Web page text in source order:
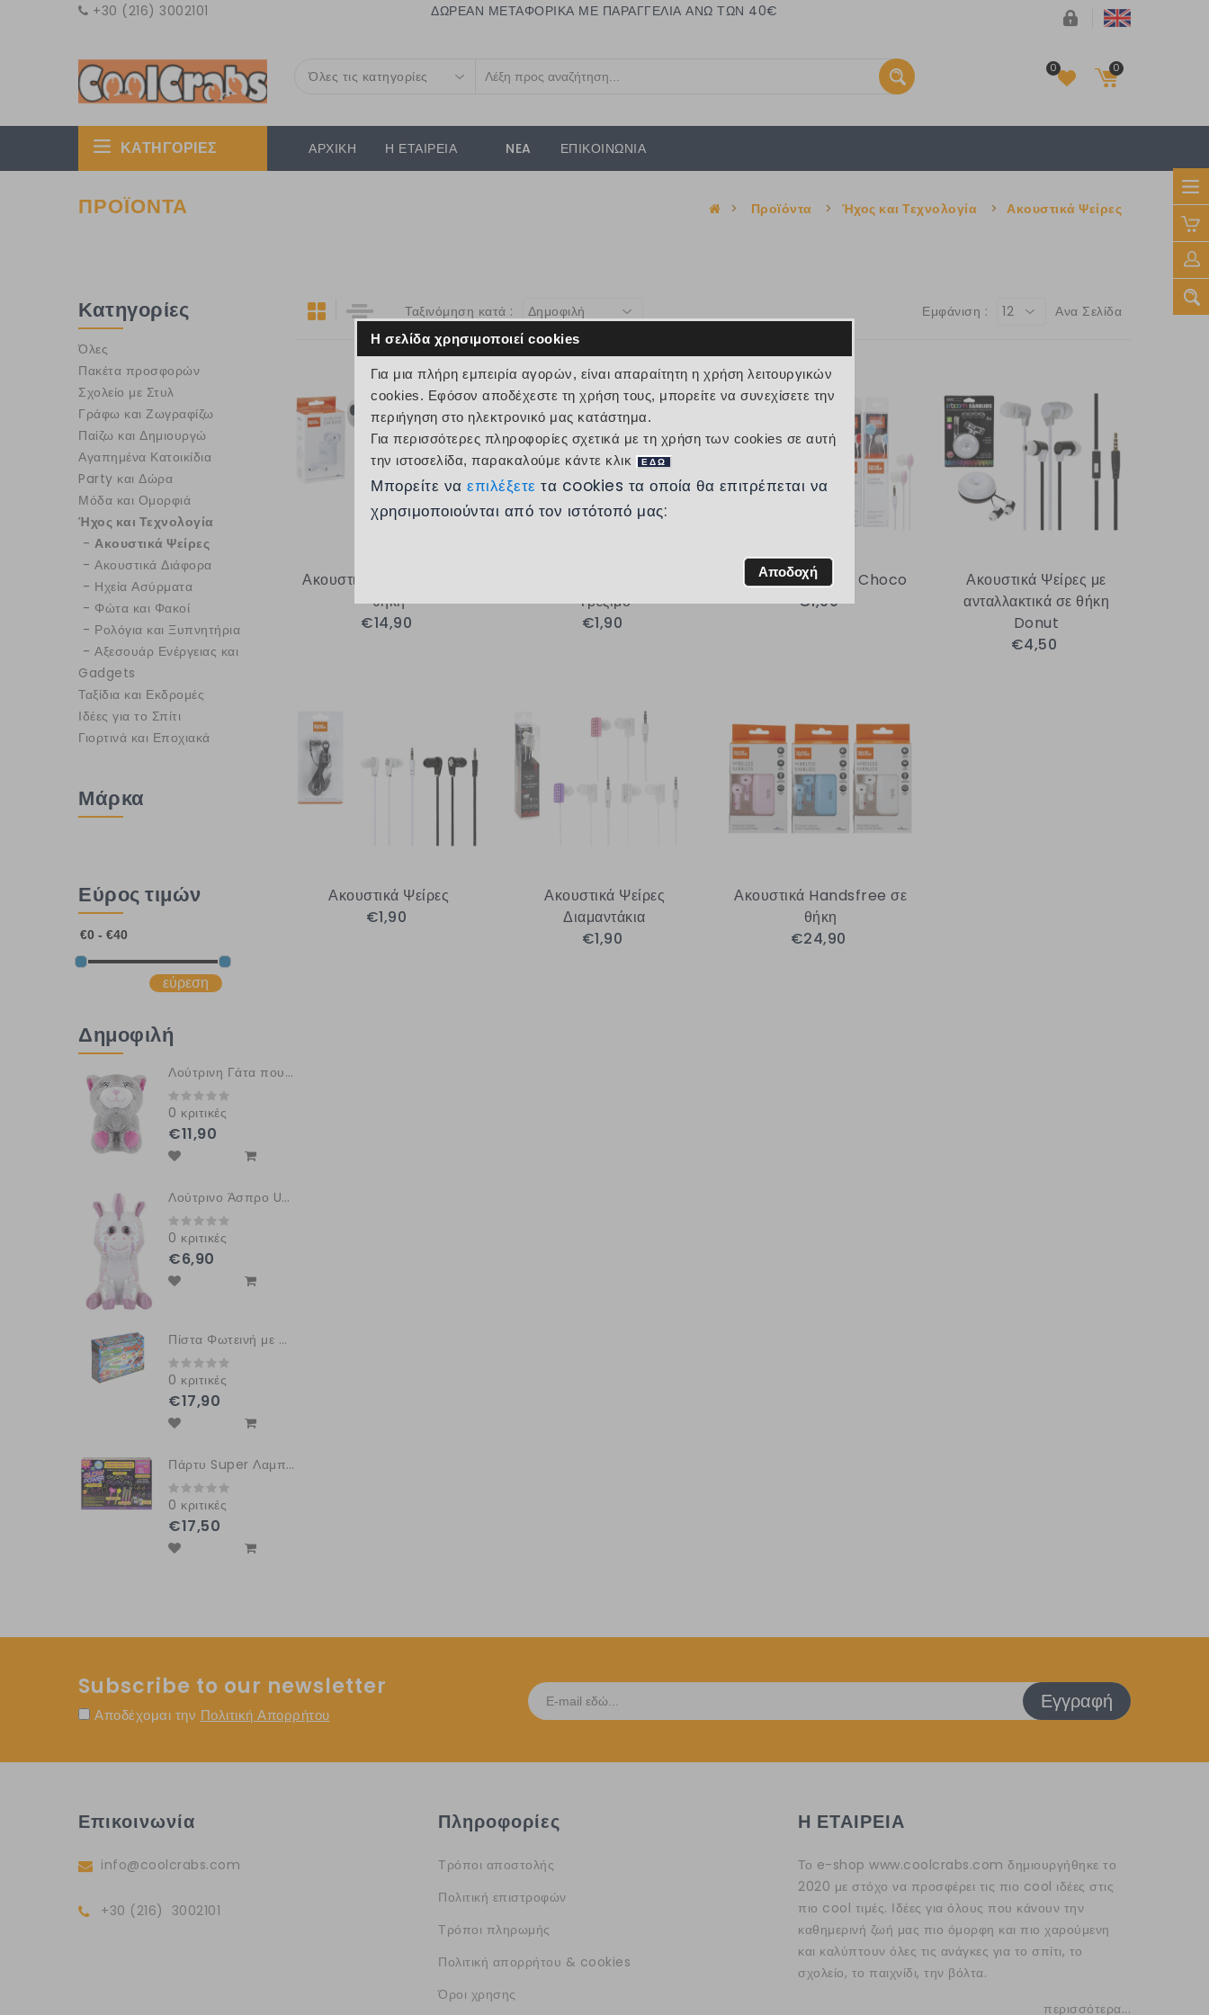
+30 (216) 3002101 ΔΩΡΕΑΝ ΜΕΤΑΦΟΡΙΚΑ ΜΕ ΠΑΡΑΓΓΕΛΙΑ ΑΝΩ ΤΩΝ 40€
Όλες τις κατηγορίες 0 0
Το καλάθι είναι άδειο
ΚΑΤΗΓΟΡΙΕΣ ΑΡΧΙΚΗ Η ΕΤΑΙΡΕΙΑ NEA ΕΠΙΚΟΙΝΩΝΙΑ
ΠΡΟΪΟΝΤΑ > Προϊόντα > Ήχος και Τεχνολογία > Ακουστικά Ψείρες
Κατηγορίες
Όλες
Πακέτα προσφορών
Σχολείο με Στυλ
Γράφω και Ζωγραφίζω
Παίζω και Δημιουργώ
Αγαπημένα Κατοικίδια
Party και Δώρα
Μόδα και Ομορφιά
Ήχος και Τεχνολογία
Ακουστικά Ψείρες
Ακουστικά Διάφορα
Ηχεία Ασύρματα
Φώτα και Φακοί
Ρολόγια και Ξυπνητήρια
Αξεσουάρ Ενέργειας και
Gadgets
Ταξίδια και Εκδρομές
Ιδέες για το Σπίτι
Γιορτινά και Εποχιακά
Μάρκα
Εύρος τιμών
εύρεση
Δημοφιλή
Λούτρινη Γάτα που αγκαλιάζει το χέρι σου HUGGLERS
0 κριτικές
€11,90
Λούτρινο Άσπρο Unicorn με Πούλιες και Φωτεινά Μάτια GLITZIES
0 κριτικές
€6,90
Πίστα Φωτεινή με Φωτεινό Αυτοκίνητο
0 κριτικές
€17,90
Πάρτυ Super Λαμπερό Σετ
0 κριτικές
€17,50
Ταξινόμηση κατά : Δημοφιλή Εμφάνιση : 12 Ανα Σελίδα
Ακουστικά Handsfree σε
θήκη
€14,90
Τρέξιμο
€1,90
Ακουστικά Ψείρες Choco
€1,90
Ακουστικά Ψείρες με
ανταλλακτικά σε θήκη
Donut
€4,50
Ακουστικά Ψείρες
€1,90
Ακουστικά Ψείρες
Διαμαντάκια
€1,90
Ακουστικά Handsfree σε
θήκη
€24,90
Subscribe to our newsletter
Αποδέχομαι την Πολιτική Απορρήτου
Εγγραφή
Επικοινωνία
info@coolcrabs.com
+30 (216) 3002101
Πληροφορίες
Τρόποι αποστολής
Πολιτική επιστροφών
Τρόποι πληρωμής
Πολιτική απορρήτου & cookies
Όροι χρησης
Η ΕΤΑΙΡΕΙΑ
Το e-shop www.coolcrabs.com δημιουργήθηκε το
2020 με στόχο να προσφέρει τις πιο cool ιδέες στις
πιο cool τιμές. Ιδέες για όλους που κάνουν την
καθημερινή ζωή μας πιο όμορφη και πιο χαρούμενη
και καλύπτουν όλες τις ανάγκες για το σπίτι, το
σχολείο, το παιχνίδι, την βόλτα.
περισσότερα...
Η σελίδα χρησιμοποιεί cookies
Για μια πλήρη εμπειρία αγορών, είναι απαραίτητη η χρήση λειτουργικών
cookies. Εφόσον αποδέχεστε τη χρήση τους, μπορείτε να συνεχίσετε την
περιήγηση στο ηλεκτρονικό μας κατάστημα.
Για περισσότερες πληροφορίες σχετικά με τη χρήση των cookies σε αυτή
την ιστοσελίδα, παρακαλούμε κάντε κλικ
ΕΔΩ
Μπορείτε να επιλέξετετα cookies τα οποία θα επιτρέπεται να
χρησιμοποιούνται από τον ιστότοπό μας:
Αποδοχή